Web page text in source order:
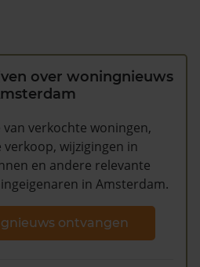
over woningnieuws
verkochte woningen,
wijzigingen in
en andere relevante
in Amsterdam.
ontvangen